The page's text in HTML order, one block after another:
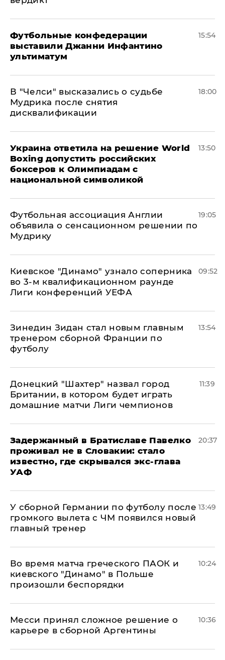
Футбольные конфедерации
выставили Джанни Инфантино
ультиматум
15:54
В "Челси" высказались о судьбе
Мудрика после снятия
дисквалификации
18:00
Украина ответила на решение World
Boxing допустить российских
боксеров к Олимпиадам с
национальной символикой
13:50
Футбольная ассоциация Англии
объявила о сенсационном решении по
Мудрику
19:05
Киевское "Динамо" узнало соперника
во 3-м квалификационном раунде
Лиги конференций УЕФА
09:52
Зинедин Зидан стал новым главным
тренером сборной Франции по
футболу
13:54
Донецкий "Шахтер" назвал город
Британии, в котором будет играть
домашние матчи Лиги чемпионов
11:39
Задержанный в Братиславе Павелко
проживал не в Словакии: стало
известно, где скрывался экс-глава
УАФ
20:37
У сборной Германии по футболу после
громкого вылета с ЧМ появился новый
главный тренер
13:49
Во время матча греческого ПАОК и
киевского "Динамо" в Польше
произошли беспорядки
10:24
Месси принял сложное решение о
карьере в сборной Аргентины
10:36